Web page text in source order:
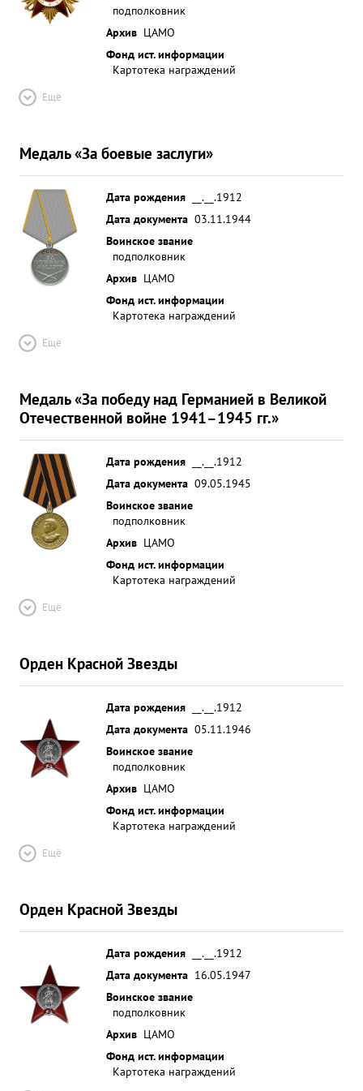
подполковник
Архив ЦАМО
Фонд ист. информации
Картотека награждений
Ещё
Медаль «За боевые заслуги»
Дата рождения
__.__.1912
Дата документа 03.11.1944
Воинское звание
подполковник
Архив ЦАМО
Фонд ист. информации
Картотека награждений
Ещё
Медаль «За победу над Германией в Великой
Отечественной войне 1941–1945 гг.»
Дата рождения
__.__.1912
Дата документа 09.05.1945
Воинское звание
подполковник
Архив ЦАМО
Фонд ист. информации
Картотека награждений
Ещё
Орден Красной Звезды
Дата рождения
__.__.1912
Дата документа 05.11.1946
Воинское звание
подполковник
Архив ЦАМО
Фонд ист. информации
Картотека награждений
Ещё
Орден Красной Звезды
Дата рождения
__.__.1912
Дата документа 16.05.1947
Воинское звание
подполковник
Архив ЦАМО
Фонд ист. информации
Картотека награждений